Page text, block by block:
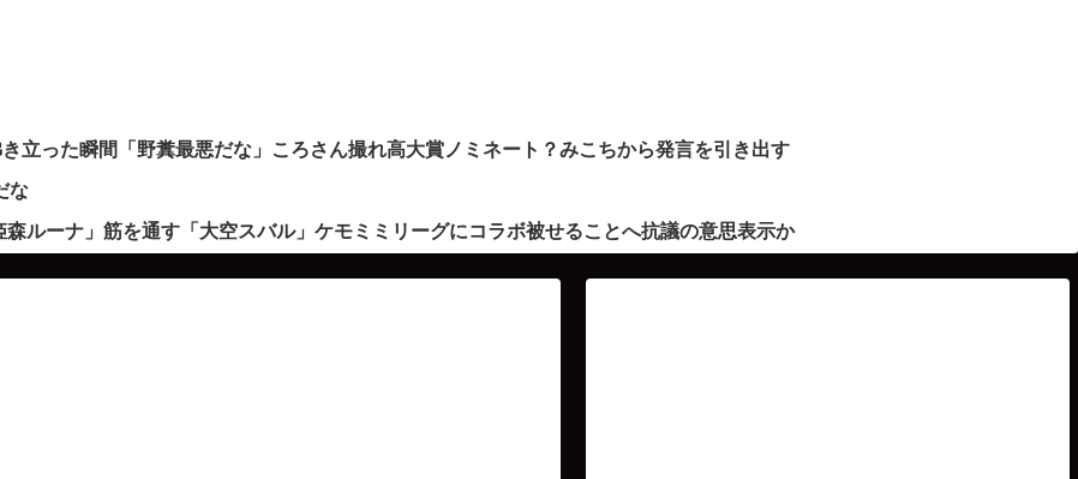
立った瞬間「野糞最悪だな」ころさん撮れ高大賞ノミネート？みこちから発言を引き出す
な
ルーナ」筋を通す「大空スバル」ケモミミリーグにコラボ被せることへ抗議の意思表示か